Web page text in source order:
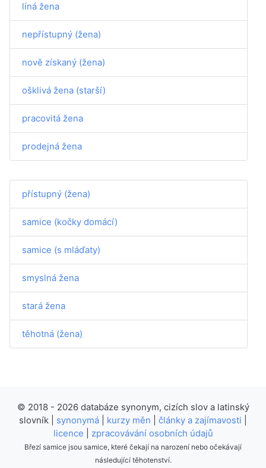
líná žena
nepřístupný (žena)
nově získaný (žena)
ošklivá žena (starší)
pracovitá žena
prodejná žena
přístupný (žena)
samice (kočky domácí)
samice (s mláďaty)
smyslná žena
stará žena
těhotná (žena)
© 2018 - 2026 databáze synonym, cizích slov a latinský
slovník | synonymá kurzy měn články a zajímavosti
licence
zpracovávání osobních údajů
Březí samice jsou samice, které čekají na narození nebo očekávají
následující těhotenství.